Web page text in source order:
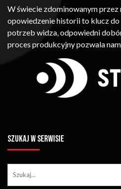
W świecie zdominowanym
opowiedzenie historii to klucz do
potrzeb widza, odpowiedni
proces produkcyjny pozwala
SZUKAJ W SERWISIE